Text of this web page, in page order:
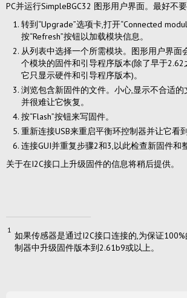
PC并运行SimpleBGC32 图形用户界面。最好不要
转到“Upgrade”选项卡,打开“Connected
按“Refresh”按钮以加载模块信息。
从列表中选择一个所需模块。图形用户界面
个模块的固件和引导程序版本(除了早于2.62
它只显示硬件和引导程序版本)。
浏览包含新固件的文件。小心,显示不合适的
并很难让它恢复。
按“Flash”按钮来写固件。
重新连接USB来重启平衡环控制器并让它看到
连接GUI并重复步骤2和3,以此检查新固件和
关于在I2C接口上升级固件的信息将稍后提供。
1
如果传感器是通过I2C接口连接的,为保证
制器中升级固件版本到2.61b9或以上。